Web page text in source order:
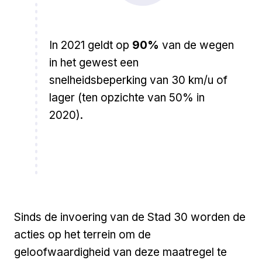
In 2021 geldt op 90% van de wegen
in het gewest een
snelheidsbeperking van 30 km/u of
lager (ten opzichte van 50% in
2020).
Sinds de invoering van de Stad 30 worden de
acties op het terrein om de
geloofwaardigheid van deze maatregel te